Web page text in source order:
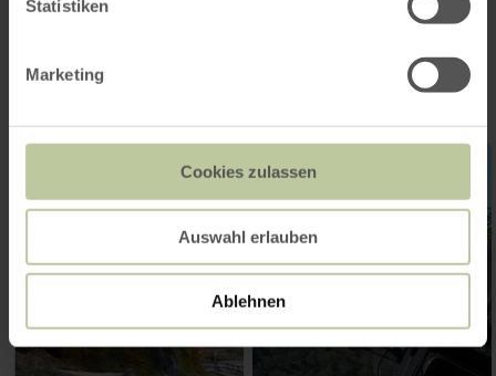
Statistiken
Marketing
Cookies zulassen
Auswahl erlauben
Ablehnen